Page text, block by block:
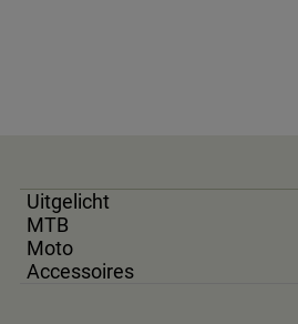
Uitgelicht
MTB
Moto
Accessoires